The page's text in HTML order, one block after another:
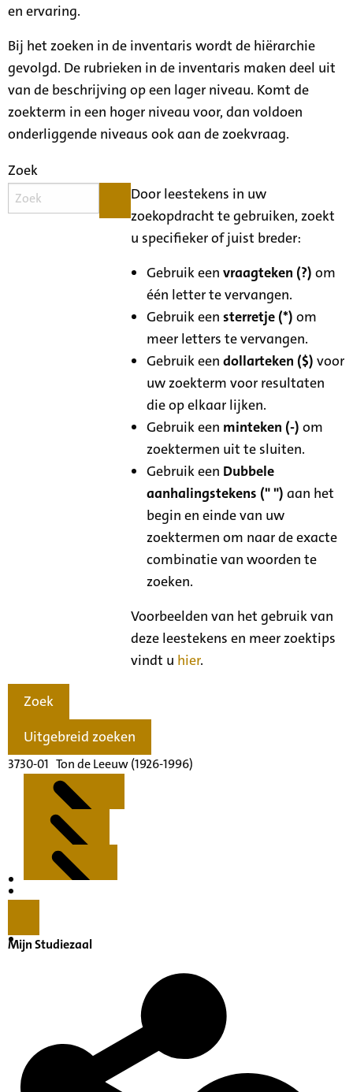
en ervaring.
Bij het zoeken in de inventaris wordt de hiërarchie
gevolgd. De rubrieken in de inventaris maken deel uit
van de beschrijving op een lager niveau. Komt de
zoekterm in een hoger niveau voor, dan voldoen
onderliggende niveaus ook aan de zoekvraag.
Zoek
Door leestekens in uw
zoekopdracht te gebruiken, zoekt
u specifieker of juist breder:
Gebruik eenvraagteken (?) om
één letter te vervangen.
Gebruik eensterretje (*) om
meer letters te vervangen.
Gebruik eendollarteken ($) voor
uw zoekterm voor resultaten
die op elkaar lijken.
Gebruik een minteken (-) om
zoektermen uit te sluiten.
Gebruik een Dubbele
aanhalingstekens (" ") aan het
begin en einde van uw
zoektermen om naar de exacte
combinatie van woorden te
zoeken.
Voorbeelden van het gebruik van
deze leestekens en meer zoektips
vindt u hier.
Zoek
Uitgebreid zoeken
3730-01 Ton de Leeuw (1926-1996)
Inventaris
Mijn Studiezaal